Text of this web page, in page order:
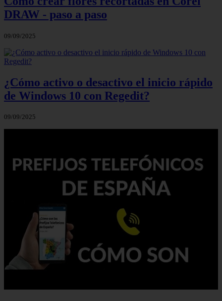
DRAW - paso a paso
09/09/2025
¿Cómo activo o desactivo el inicio rápido
de Windows 10 con Regedit?
09/09/2025